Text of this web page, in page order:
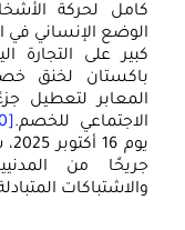
كامل لحركة
الوضع الإنساني في
كبير على التجارة
باكستان لخنق
المعابر لتعطيل
الاجتماعي للخصم. [10]
جريحًا من
والاشتباكات